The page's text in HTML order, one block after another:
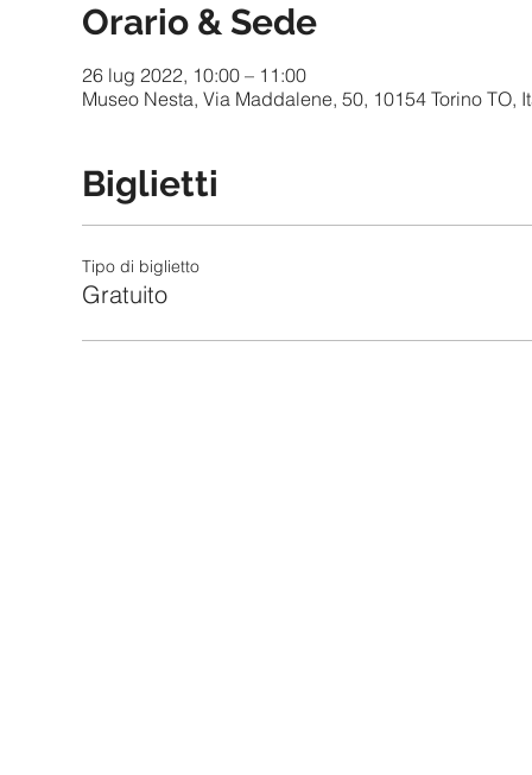
Orario & Sede
26 lug 2022, 10:00 – 11:00
Museo Nesta, Via Maddalene, 50, 10154 Torino TO,
Biglietti
Tipo di biglietto
Gratuito